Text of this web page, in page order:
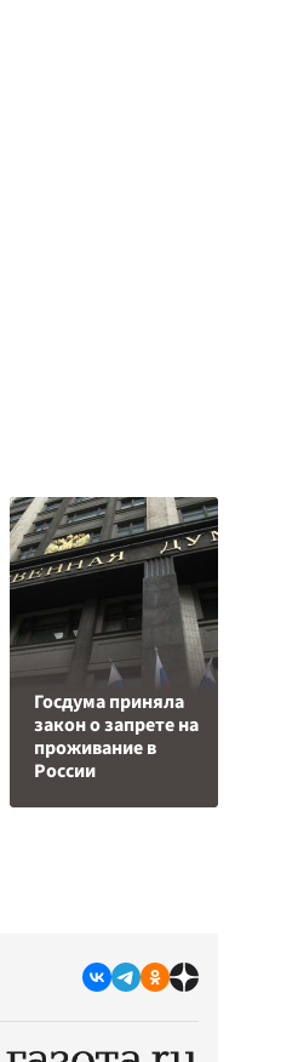
Госдума приняла
закон о запрете на
проживание в
России